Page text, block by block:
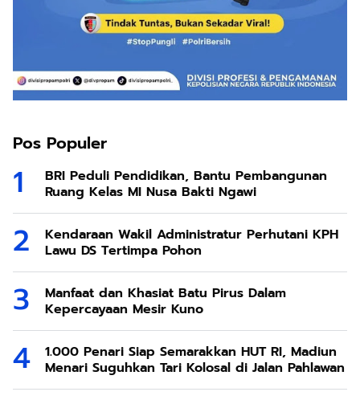
Pos Populer
BRI Peduli Pendidikan, Bantu Pembangunan
Ruang Kelas MI Nusa Bakti Ngawi
Kendaraan Wakil Administratur Perhutani KPH
Lawu DS Tertimpa Pohon
Manfaat dan Khasiat Batu Pirus Dalam
Kepercayaan Mesir Kuno
1.000 Penari Siap Semarakkan HUT RI, Madiun
Menari Suguhkan Tari Kolosal di Jalan Pahlawan